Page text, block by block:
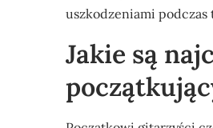
uszkodzeniami podczas
Jakie są